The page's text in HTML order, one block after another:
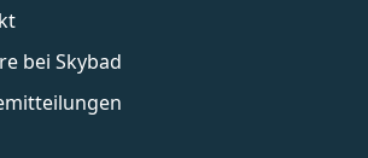
bei Skybad